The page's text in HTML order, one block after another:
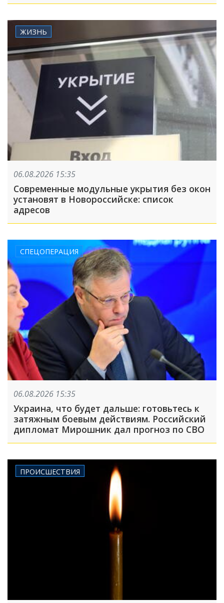
ЖИЗНЬ
06.08.2026 15:35
Современные модульные укрытия без окон
установят в Новороссийске: список
адресов
СПЕЦОПЕРАЦИЯ
06.08.2026 15:35
Украина, что будет дальше: готовьтесь к
затяжным боевым действиям. Российский
дипломат Мирошник дал прогноз по СВО
ПРОИСШЕСТВИЯ